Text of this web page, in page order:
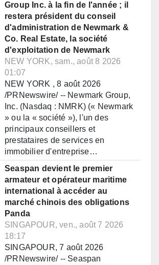
Group Inc. à la fin de l'année ; il
restera président du conseil
d'administration de Newmark &
Co. Real Estate, la société
d'exploitation de Newmark
NEW YORK, sam., août 8 2026
01:07
NEW YORK , 8 août 2026
/PRNewswire/ -- Newmark Group,
Inc. (Nasdaq : NMRK) (« Newmark
» ou la « société »), l'un des
principaux conseillers et
prestataires de services en
immobilier d'entreprise…
Seaspan devient le premier
armateur et opérateur maritime
international à accéder au
marché chinois des obligations
Panda
SINGAPOUR, ven., août 7 2026
18:17
SINGAPOUR, 7 août 2026
/PRNewswire/ -- Seaspan